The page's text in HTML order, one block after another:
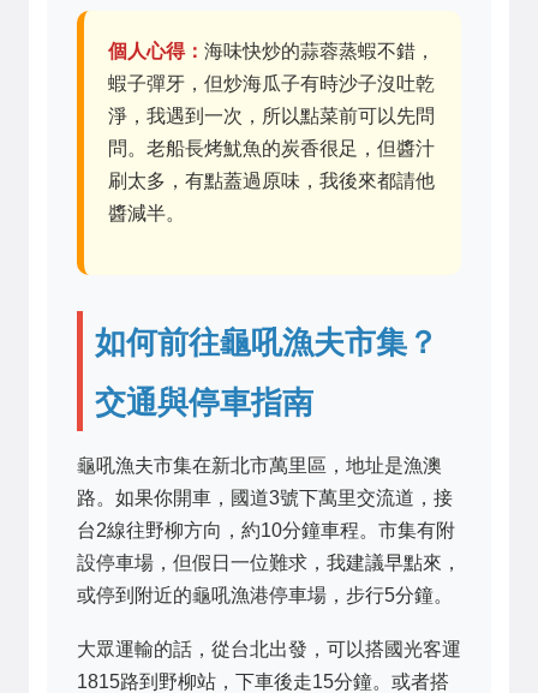
個人心得： 海味快炒的蒜蓉蒸蝦不錯，
蝦子彈牙，但炒海瓜子有時沙子沒吐乾
淨，我遇到一次，所以點菜前可以先問
問。老船長烤魷魚的炭香很足，但醬汁
刷太多，有點蓋過原味，我後來都請他
醬減半。
如何前往龜吼漁夫市集？
交通與停車指南
龜吼漁夫市集在新北市萬里區，地址是漁澳
路。如果你開車，國道3號下萬里交流道，接
台2線往野柳方向，約10分鐘車程。市集有附
設停車場，但假日一位難求，我建議早點來，
或停到附近的龜吼漁港停車場，步行5分鐘。
大眾運輸的話，從台北出發，可以搭國光客運
1815路到野柳站，下車後走15分鐘。或者搭